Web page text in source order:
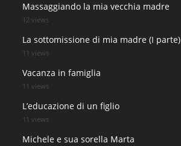
Massaggiando la mia vecchia madre
12 views
La sottomissione di mia madre (I parte)
11 views
Vacanza in famiglia
11 views
L’educazione di un figlio
11 views
Michele e sua sorella Marta